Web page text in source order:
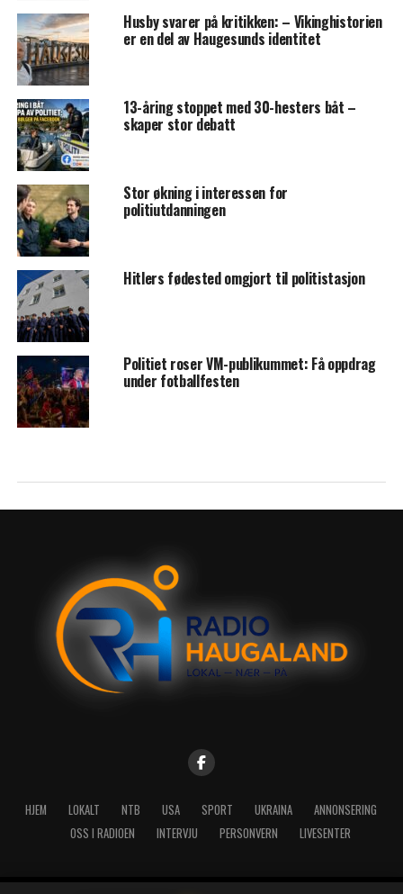
Husby svarer på kritikken: – Vikinghistorien
er en del av Haugesunds identitet
13-åring stoppet med 30-hesters båt –
skaper stor debatt
Stor økning i interessen for
politiutdanningen
Hitlers fødested omgjort til politistasjon
Politiet roser VM-publikummet: Få oppdrag
under fotballfesten
HJEM LOKALT NTB USA SPORT UKRAINA
ANNONSERING
OSS I RADIOEN
INTERVJU PERSONVERN LIVESENTER